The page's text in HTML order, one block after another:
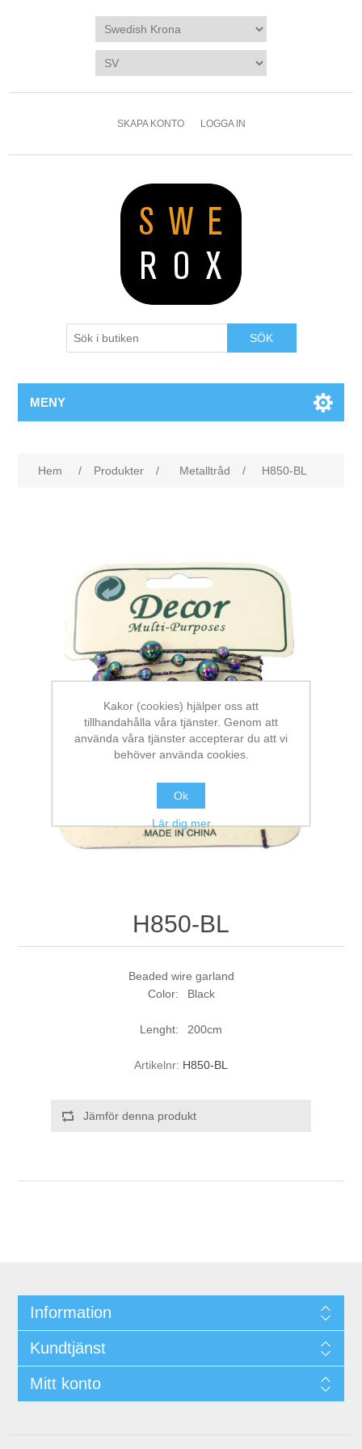
SKAPA KONTO LOGGA IN
SÖK
MENY
Hem / Produkter / Metalltråd / H850-BL
H850-BL
Beaded wire garland
Color: Black
Lenght: 200cm
Artikelnr: H850-BL
Jämför denna produkt
Information
Kundtjänst
Mitt konto
Kakor (cookies) hjälper oss att
tillhandahålla våra tjänster. Genom att
använda våra tjänster accepterar du att vi
behöver använda cookies.
Ok
Lär dig mer